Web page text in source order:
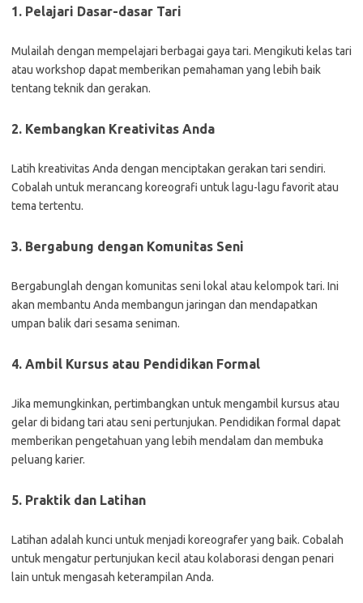
1. Pelajari Dasar-dasar Tari
Mulailah dengan mempelajari berbagai gaya tari. Mengikuti kelas tari
atau workshop dapat memberikan pemahaman yang lebih baik
tentang teknik dan gerakan.
2. Kembangkan Kreativitas Anda
Latih kreativitas Anda dengan menciptakan gerakan tari sendiri.
Cobalah untuk merancang koreografi untuk lagu-lagu favorit atau
tema tertentu.
3. Bergabung dengan Komunitas Seni
Bergabunglah dengan komunitas seni lokal atau kelompok tari. Ini
akan membantu Anda membangun jaringan dan mendapatkan
umpan balik dari sesama seniman.
4. Ambil Kursus atau Pendidikan Formal
Jika memungkinkan, pertimbangkan untuk mengambil kursus atau
gelar di bidang tari atau seni pertunjukan. Pendidikan formal dapat
memberikan pengetahuan yang lebih mendalam dan membuka
peluang karier.
5. Praktik dan Latihan
Latihan adalah kunci untuk menjadi koreografer yang baik. Cobalah
untuk mengatur pertunjukan kecil atau kolaborasi dengan penari
lain untuk mengasah keterampilan Anda.